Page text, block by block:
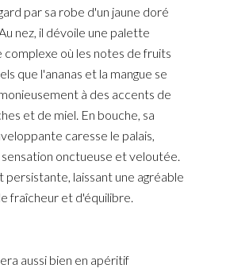
par sa robe d'un jaune doré
nez, il dévoile une palette
complexe où les notes de fruits
que l'ananas et la mangue se
à des accents de
et de miel. En bouche, sa
caresse le palais,
onctueuse et veloutée.
persistante, laissant une agréable
fraîcheur et d'équilibre.
aussi bien en apéritif